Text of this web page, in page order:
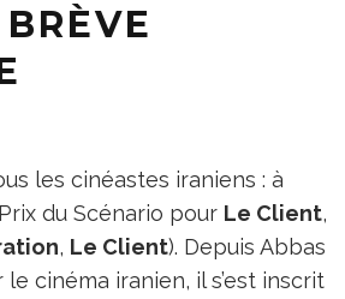
les cinéastes iraniens : à
du Scénario pour Le Client,
, Le Client). Depuis Abbas
cinéma iranien, il s’est inscrit